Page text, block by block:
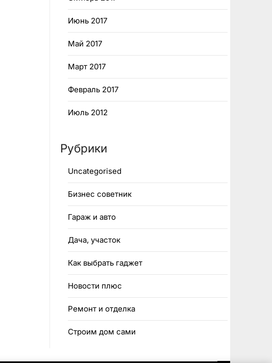
Июнь 2017
Май 2017
Март 2017
Февраль 2017
Июль 2012
Рубрики
Uncategorised
Бизнес советник
Гараж и авто
Дача, участок
Как выбрать гаджет
Новости плюс
Ремонт и отделка
Строим дом сами